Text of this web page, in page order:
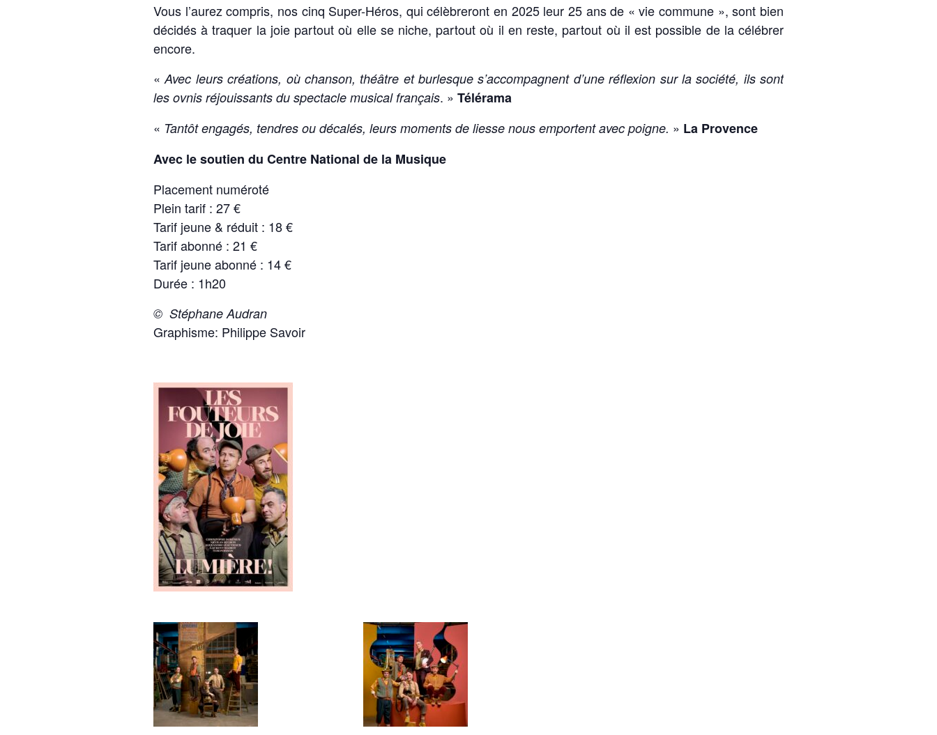
Vous l’aurez compris, nos cinq Super-Héros, qui célèbreront en 2025 leur 25 ans de « vie commune », sont bien
décidés à traquer la joie partout où elle se niche, partout où il en reste, partout où il est possible de la célébrer
encore.
« Avec leurs créations, où chanson, théâtre et burlesque s’accompagnent d’une réflexion sur la société, ils sont
les ovnis réjouissants du spectacle musical français. » Télérama
« Tantôt engagés, tendres ou décalés, leurs moments de liesse nous emportent avec poigne. » La Provence
Avec le soutien du Centre National de la Musique
Placement numéroté
Plein tarif : 27 €
Tarif jeune & réduit : 18 €
Tarif abonné : 21 €
Tarif jeune abonné : 14 €
Durée : 1h20
© Stéphane Audran
Graphisme: Philippe Savoir